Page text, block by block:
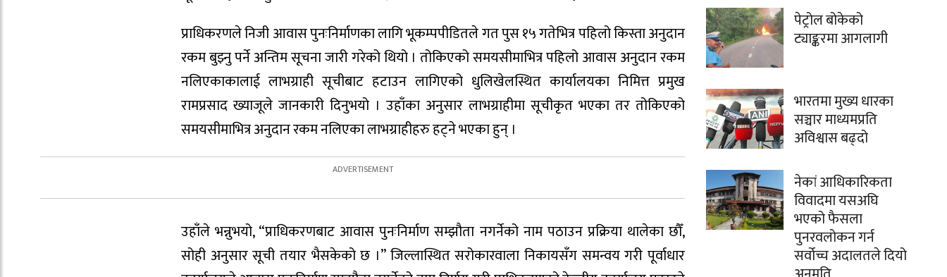
प्राधिकरणले निजी आवास पुनःनिर्माणका लागि भूकम्पपीडितले गत पुस १५ गतेभित्र पहिलो किस्ता अनुदान
रकम बुझ्नु पर्ने अन्तिम सूचना जारी गरेको थियो । तोकिएको समयसीमाभित्र पहिलो आवास अनुदान रकम
नलिएकाकालाई लाभग्राही सूचीबाट हटाउन लागिएको धुलिखेलस्थित कार्यालयका निमित्त प्रमुख
रामप्रसाद ख्याजूले जानकारी दिनुभयो । उहाँका अनुसार लाभग्राहीमा सूचीकृत भएका तर तोकिएको
समयसीमाभित्र अनुदान रकम नलिएका लाभग्राहीहरु हट्ने भएका हुन् ।
उहाँले भन्नुभयो, “प्राधिकरणबाट आवास पुनःनिर्माण सम्झौता नगर्नेको नाम पठाउन प्रक्रिया थालेका छौँ,
सोही अनुसार सूची तयार भैसकेको छ ।” जिल्लास्थित सरोकारवाला निकायसँग समन्वय गरी पूर्वाधार
पेट्रोल बोकेको
ट्याङ्करमा आगलागी
भारतमा मुख्य धारका
सञ्चार माध्यमप्रति
अविश्वास बढ्दो
नेकां आधिकारिकता
विवादमा यसअघि
भएको फैसला
पुनरवलोकन गर्न
सर्वोच्च अदालतले दियो